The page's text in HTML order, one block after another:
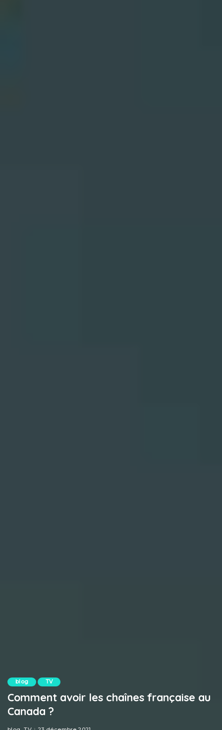
blog TV
Comment avoir les chaînes française au
Canada ?